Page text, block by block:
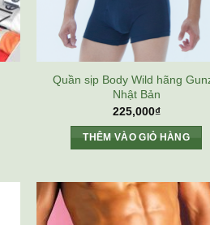
Quần sịp Body Wild hãng
Nhật Bản
225,000₫
THÊM VÀO GIỎ HÀNG